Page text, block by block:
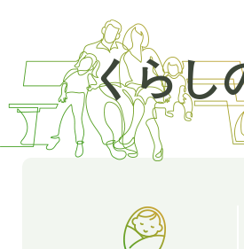
て広場」
2026年08月13日
<8月14日＞みん
男女共同参画広
くらし